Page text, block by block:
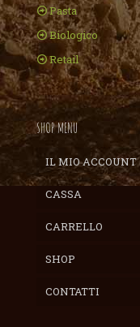
Pasta
Biologico
Retail
SHOP MENU
IL MIO ACCOUNT
CASSA
CARRELLO
SHOP
CONTATTI